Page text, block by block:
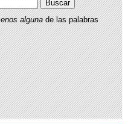
algunade las palabras